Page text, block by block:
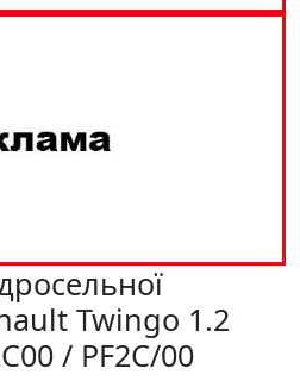
Twingo 1.2
/ PF2C/00